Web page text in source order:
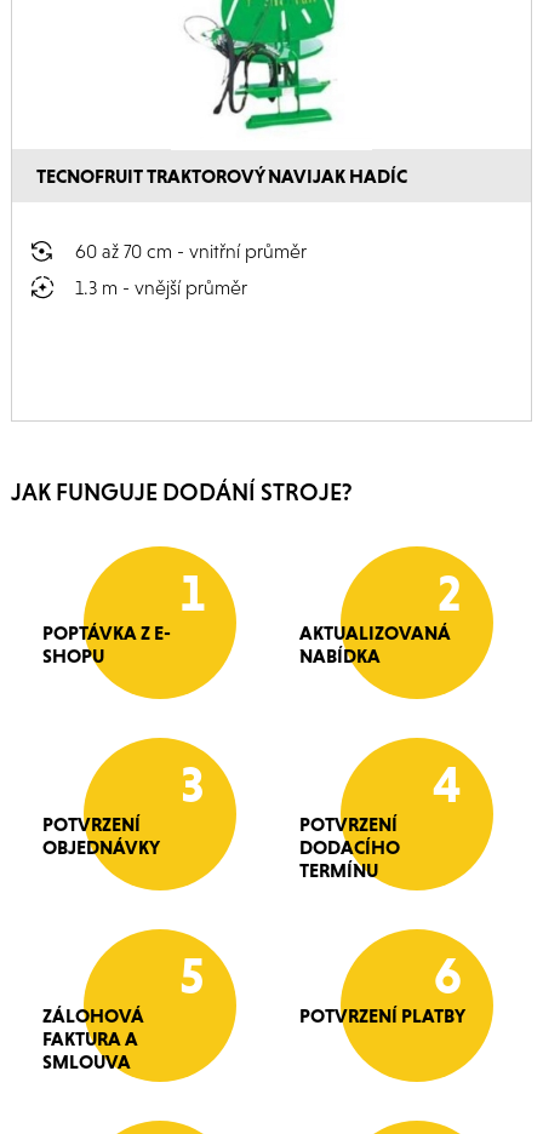
TECNOFRUIT TRAKTOROVÝ NAVIJAK HADÍC
60 až 70 cm - vnitřní průměr
1.3 m - vnější průměr
JAK FUNGUJE DODÁNÍ STROJE?
1
POPTÁVKA Z E-
SHOPU
2
AKTUALIZOVANÁ
NABÍDKA
3
POTVRZENÍ
OBJEDNÁVKY
4
POTVRZENÍ
DODACÍHO
TERMÍNU
5
ZÁLOHOVÁ
FAKTURA A
SMLOUVA
6
POTVRZENÍ PLATBY